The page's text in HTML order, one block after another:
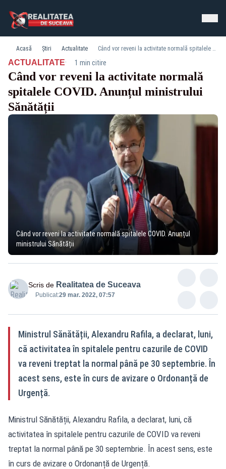
Acasă Știri Actualitate Când vor reveni la activitate normală spitalele COVID. Anunțul ministrului Sănătății
ACTUALITATE· 1 min citire
Când vor reveni la activitate normală
spitalele COVID. Anunțul ministrului
Sănătății
Când vor reveni la activitate normală spitalele COVID. Anunțul
ministrului Sănătății
Scris de Realitatea de Suceava
Publicat:29 mar. 2022, 07:57
Ministrul Sănătății, Alexandru Rafila, a declarat, luni,
că activitatea în spitalele pentru cazurile de COVID
va reveni treptat la normal până pe 30 septembrie. În
acest sens, este în curs de avizare o Ordonanță de
Urgență.
Ministrul Sănătății, Alexandru Rafila, a declarat, luni, că
activitatea în spitalele pentru cazurile de COVID va reveni
treptat la normal până pe 30 septembrie. În acest sens, este
în curs de avizare o Ordonanță de Urgență.